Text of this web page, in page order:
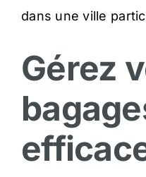
dans une ville
Gérez